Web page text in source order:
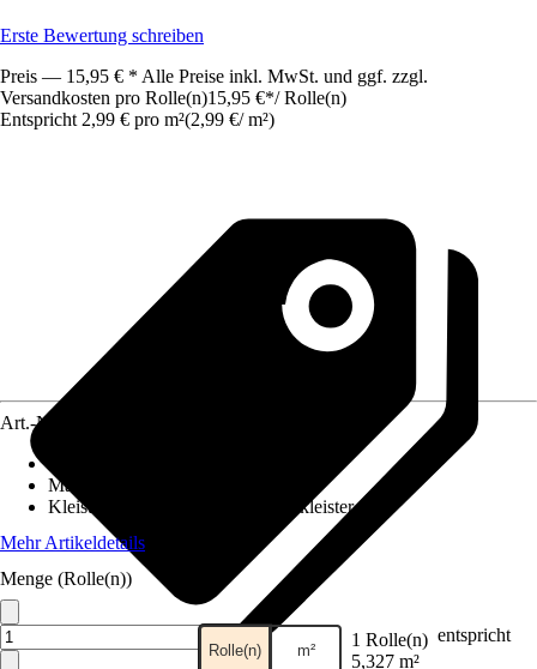
Erste Bewertung schreiben
Preis — 15,95 € * Alle Preise inkl. MwSt. und ggf. zzgl.
Versandkosten pro Rolle(n)15,95 €*/ Rolle(n)
Entspricht 2,99 € pro m²(2,99 €/ m²)
Art.-Nr.
Maße (BxH)
Kleisterempfehlung
Vliestapetenkleister
Mehr Artikeldetails
Menge (Rolle(n))
Rolle(n) m² 1 Rolle(n) entspricht
5,327 m²